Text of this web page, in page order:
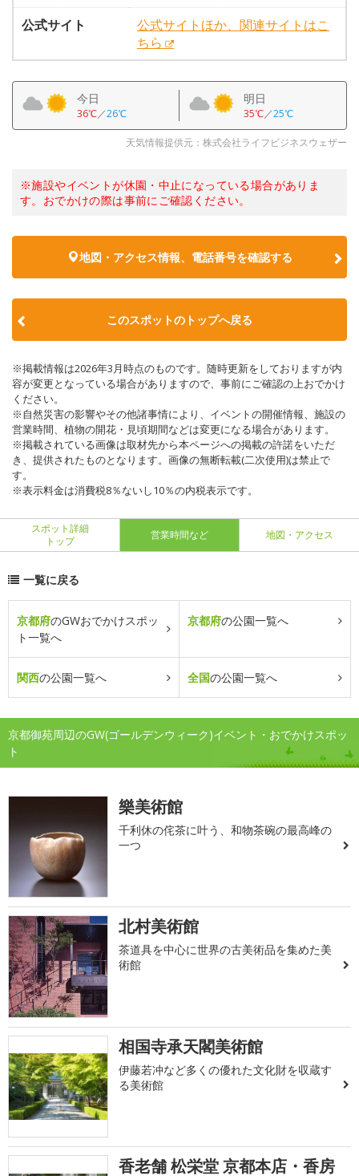
公式サイト
公式サイトほか、関連サイトはこ
ちら
今日
36℃／26℃
明日
35℃／25℃
天気情報提供元：株式会社ライフビジネスウェザー
※施設やイベントが休園・中止になっている場合がありま
す。おでかけの際は事前にご確認ください。
地図・アクセス情報、電話番号を確認する
このスポットのトップへ戻る
※掲載情報は2026年3月時点のものです。随時更新をしておりますが内
容が変更となっている場合がありますので、事前にご確認の上おでかけ
ください。
※自然災害の影響やその他諸事情により、イベントの開催情報、施設の
営業時間、植物の開花・見頃期間などは変更になる場合があります。
※掲載されている画像は取材先から本ページへの掲載の許諾をいただ
き、提供されたものとなります。画像の無断転載(二次使用)は禁止で
す。
※表示料金は消費税8％ないし10％の内税表示です。
スポット詳細
トップ
営業時間など 地図・アクセス
一覧に戻る
京都府のGWおでかけスポッ
ト一覧へ
京都府の公園一覧へ
関西の公園一覧へ 全国の公園一覧へ
京都御苑周辺のGW(ゴールデンウィーク)イベント・おでかけスポッ
ト
樂美術館
千利休の侘茶に叶う、和物茶碗の最高峰の
一つ
北村美術館
茶道具を中心に世界の古美術品を集めた美
術館
相国寺承天閣美術館
伊藤若冲など多くの優れた文化財を収蔵す
る美術館
香老舗 松栄堂 京都本店・香房